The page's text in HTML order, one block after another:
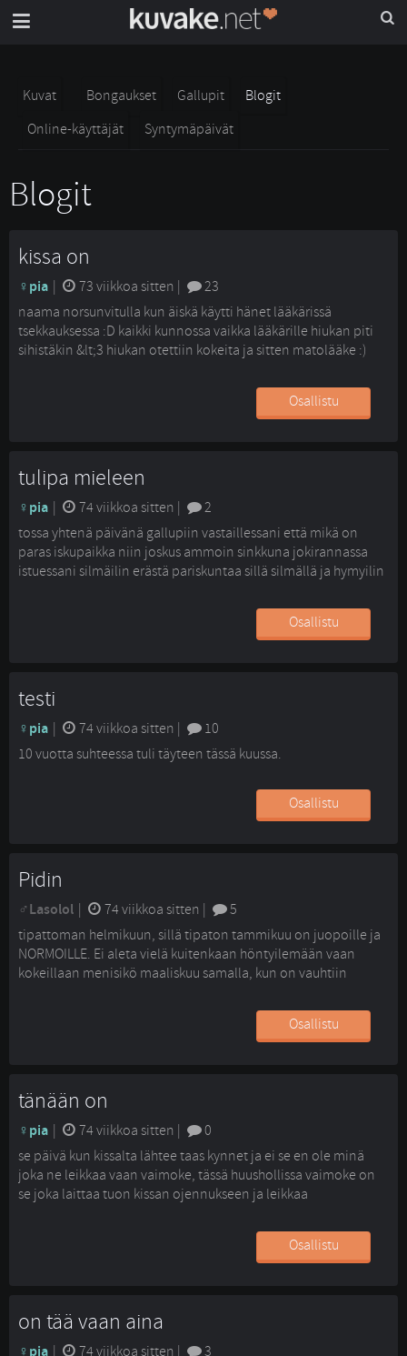
Kuvat Bongaukset Gallupit
Blogit
Online-käyttäjät
Syntymäpäivät
Blogit
kissa on
pia 73 viikkoa sitten
23
naama norsunvitulla kun äiskä käytti hänet lääkärissä
tsekkauksessa :D kaikki kunnossa vaikka lääkärille hiukan piti
sihistäkin &lt;3 hiukan otettiin kokeita ja sitten matolääke :)
Osallistu
tulipa mieleen
pia 74 viikkoa sitten
2
tossa yhtenä päivänä gallupiin vastaillessani että mikä on
paras iskupaikka niin joskus ammoin sinkkuna jokirannassa
istuessani silmäilin erästä pariskuntaa sillä silmällä ja hymyilin
neiti suivaantui ja tuli iholle kiljumaan että ikinä ei ole kukaan
näin röyhkeästi yrittänyt hänen poikaystäväänsä iskeä että hän
Osallistu
testi
pia 74 viikkoa sitten
10
10 vuotta suhteessa tuli täyteen tässä kuussa.
Osallistu
Pidin
Lasolol 74 viikkoa sitten
5
tipattoman helmikuun, sillä tipaton tammikuu on juopoille ja
NORMOILLE. Ei aleta vielä kuitenkaan höntyilemään vaan
kokeillaan menisikö maaliskuu samalla, kun on vauhtiin
Osallistu
tänään on
pia 74 viikkoa sitten
0
se päivä kun kissalta lähtee taas kynnet ja ei se en ole minä
joka ne leikkaa vaan vaimoke, tässä huushollissa vaimoke on
se joka laittaa tuon kissan ojennukseen ja leikkaa
silittelen mein urosta jos sais kunnon kasan karvaa taas
saaliiksi. kynsien leikkuun jälkeen vois mennä kissan kanssa
Osallistu
on tää vaan aina
pia 74 viikkoa sitten
3